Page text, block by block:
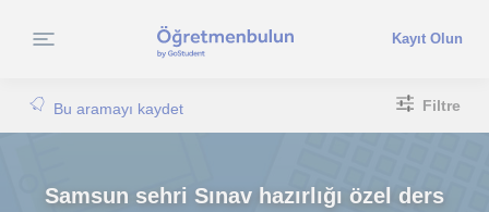
Kayıt Olun
Bu aramayı kaydet Filtre
Samsun sehri Sınav hazırlığı özel ders